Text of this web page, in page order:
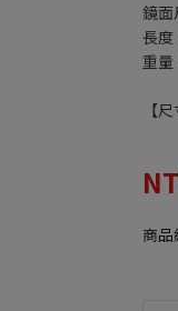
鏡
長
重量
【
商品